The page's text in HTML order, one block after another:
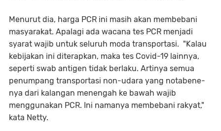
Menurut dia, harga PCR ini masih akan membebani
masyarakat. Apalagi ada wacana tes PCR menjadi
syarat wajib untuk seluruh moda transportasi. "Kalau
kebijakan ini diterapkan, maka tes Covid-19 lainnya,
seperti swab antigen tidak berlaku. Artinya semua
penumpang transportasi non-udara yang notabene-
nya dari kalangan menengah ke bawah wajib
menggunakan PCR. Ini namanya membebani rakyat,"
kata Netty.